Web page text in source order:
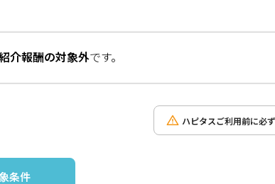
介報酬の対象外です。
ハピタスご利用前に必
条件